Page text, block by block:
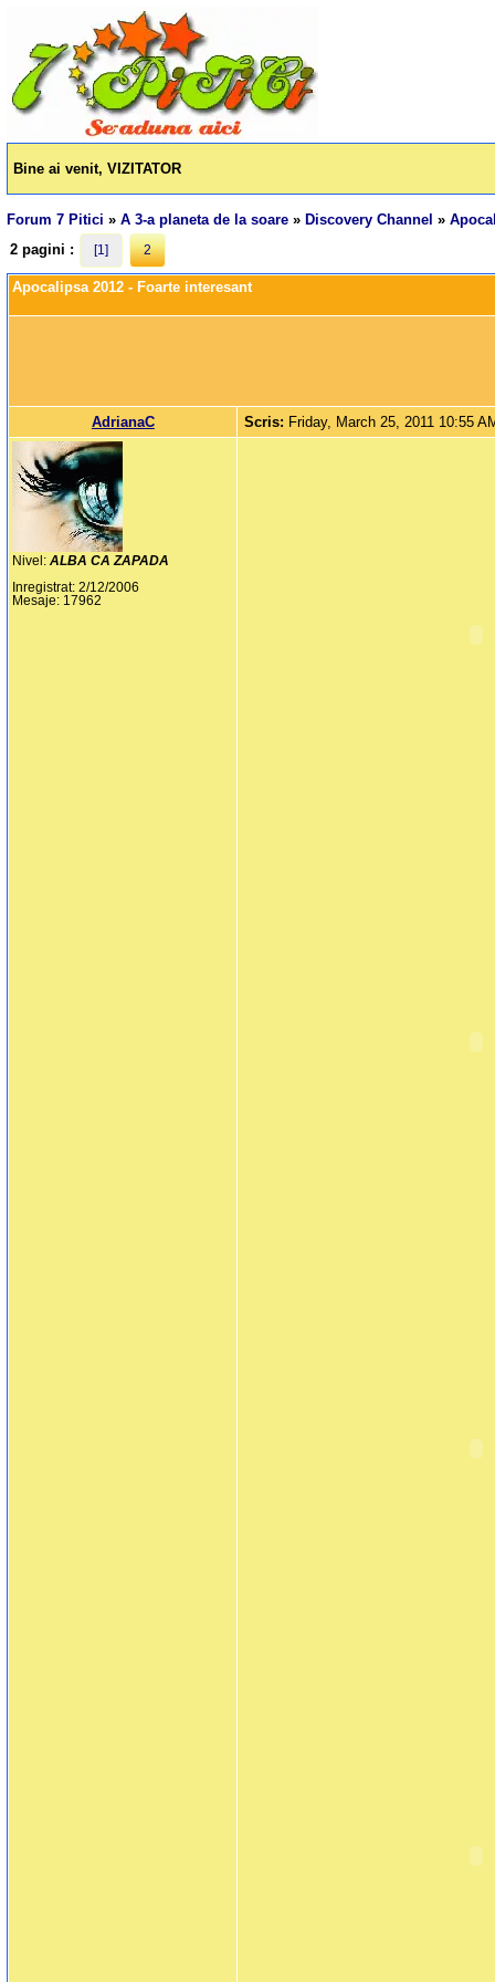
Bine ai venit, VIZITATOR
Forum 7 Pitici »A 3-a planeta de la soare » Discovery Channel »
2 pagini :
[1] 2
Apocalipsa 2012 - Foarte interesant
AdrianaC Scris: Friday, March 25, 2011 10:55
Nivel:ALBA CA ZAPADA
Inregistrat: 2/12/2006
Mesaje: 17962